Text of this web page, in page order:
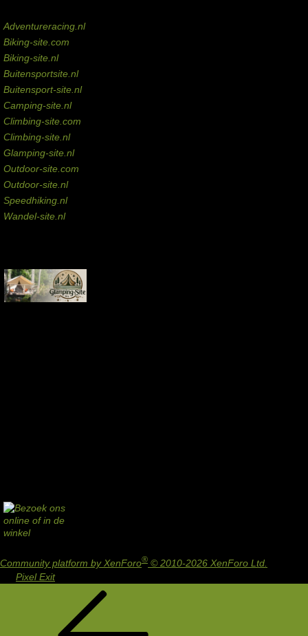
Adventureracing.nl
Biking-site.com
Biking-site.nl
Buitensportsite.nl
Buitensport-site.nl
Camping-site.nl
Climbing-site.com
Climbing-site.nl
Glamping-site.nl
Outdoor-site.com
Outdoor-site.nl
Speedhiking.nl
Wandel-site.nl
Community platform by XenForo® © 2010-2026 XenForo Ltd.
Pixel Exit